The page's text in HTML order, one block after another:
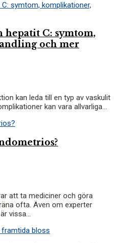
C: symtom,
och mer
kan leda till en typ av vaskulit
kan vara allvarliga...
att ta mediciner och göra
ofta. Även om experter
vissa...